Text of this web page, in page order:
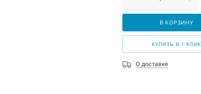
В КОРЗИНУ
КУПИТЬ В 1 КЛИК
О доставке